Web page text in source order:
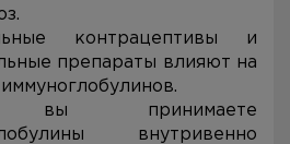
контрацептивы и
препараты влияют на
вы принимаете
внутривенно